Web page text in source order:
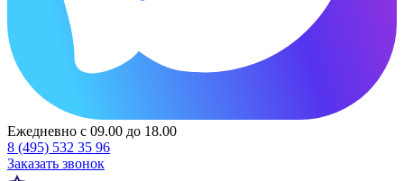
Ежедневно с 09.00 до 18.00
8 (495) 532 35 96
Заказать звонок